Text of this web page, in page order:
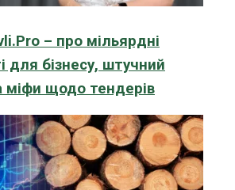
– про мільярдні
для бізнесу, штучний
міфи щодо тендерів